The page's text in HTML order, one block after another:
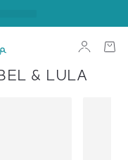
& LULA